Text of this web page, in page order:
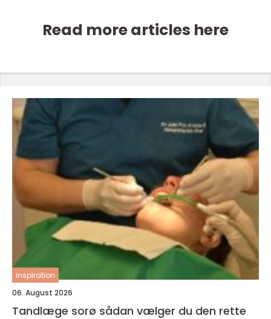
Read more articles here
inspiration
06. August 2026
Tandlæge sorø sådan vælger du den rette